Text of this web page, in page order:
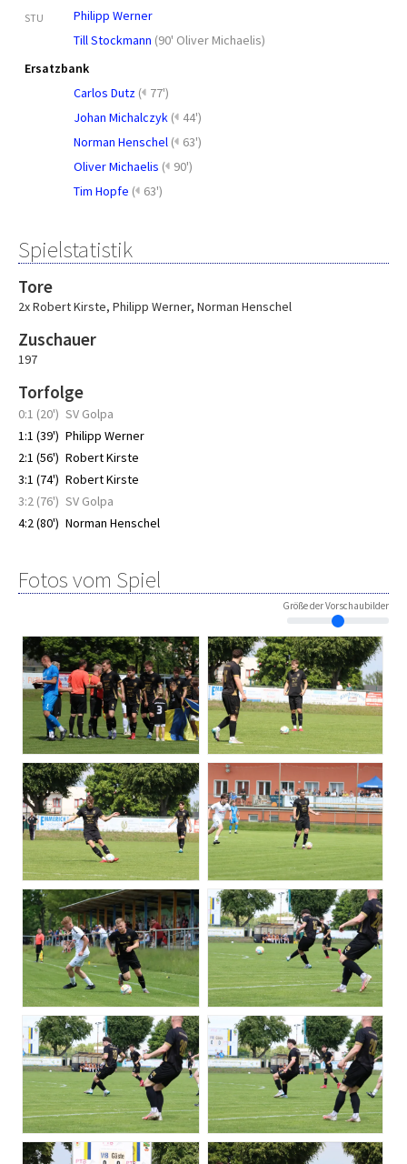
STU
Philipp Werner
Till Stockmann (90' Oliver Michaelis)
Ersatzbank
Carlos Dutz ( 77')
Johan Michalczyk ( 44')
Norman Henschel ( 63')
Oliver Michaelis ( 90')
Tim Hopfe ( 63')
Spielstatistik
Tore
2x Robert Kirste, Philipp Werner, Norman Henschel
Zuschauer
197
Torfolge
0:1 (20') SV Golpa
1:1 (39') Philipp Werner
2:1 (56') Robert Kirste
3:1 (74') Robert Kirste
3:2 (76') SV Golpa
4:2 (80') Norman Henschel
Fotos vom Spiel
Größe der Vorschaubilder